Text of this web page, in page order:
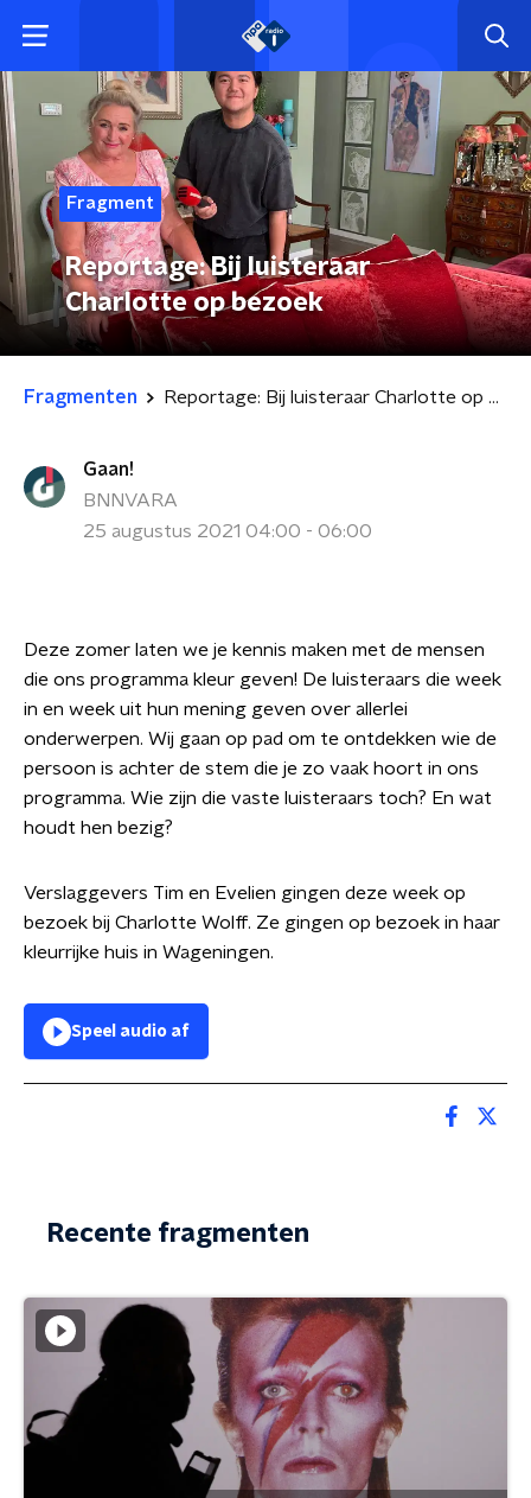
Fragment
Reportage: Bij luisteraar
Charlotte op bezoek
Fragmenten Reportage: Bij luisteraar Charlotte op bezoek
Gaan!
BNNVARA
25 augustus 2021 04:00 - 06:00
Deze zomer laten we je kennis maken met de mensen
die ons programma kleur geven! De luisteraars die week
in en week uit hun mening geven over allerlei
onderwerpen. Wij gaan op pad om te ontdekken wie de
persoon is achter de stem die je zo vaak hoort in ons
programma. Wie zijn die vaste luisteraars toch? En wat
houdt hen bezig?
Verslaggevers Tim en Evelien gingen deze week op
bezoek bij Charlotte Wolff. Ze gingen op bezoek in haar
kleurrijke huis in Wageningen.
Speel audio af
Recente fragmenten